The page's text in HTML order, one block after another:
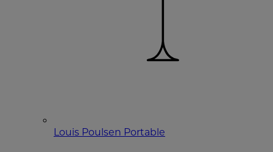
Louis Poulsen Portable